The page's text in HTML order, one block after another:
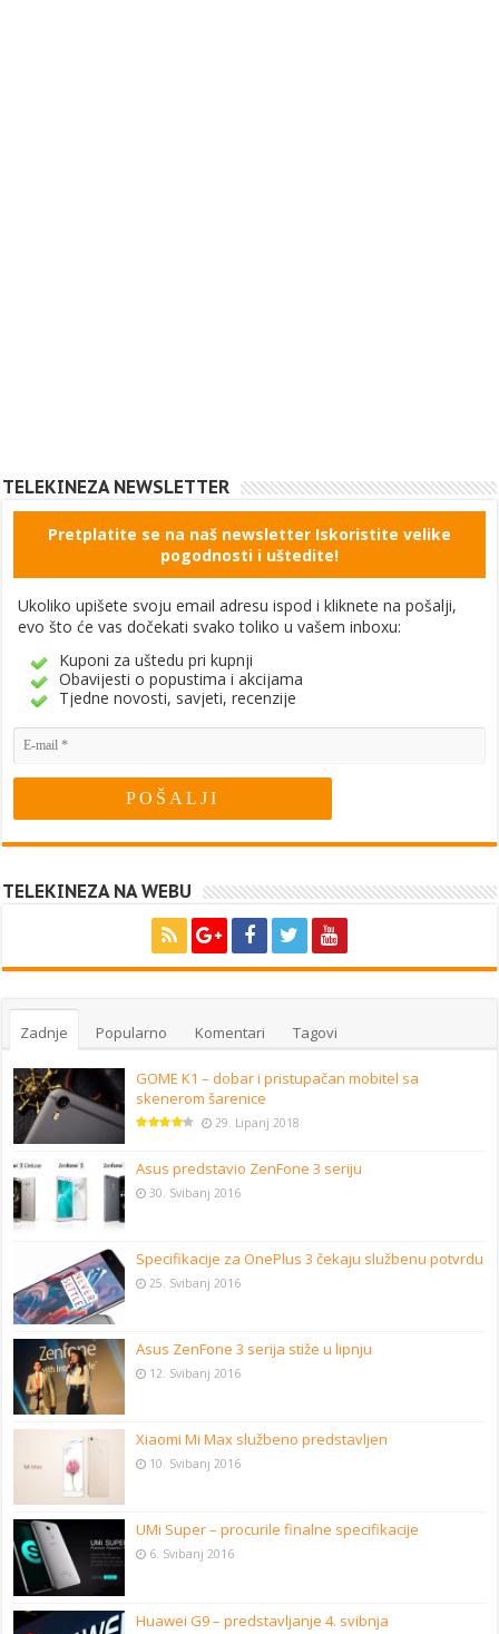
TELEKINEZA NEWSLETTER
Pretplatite se na naš newsletter Iskoristite velike
pogodnosti i uštedite!
Ukoliko upišete svoju email adresu ispod i kliknete na pošalji,
evo što će vas dočekati svako toliko u vašem inboxu:
Kuponi za uštedu pri kupnji
Obavijesti o popustima i akcijama
Tjedne novosti, savjeti, recenzije
TELEKINEZA NA WEBU
Zadnje Popularno Komentari Tagovi
GOME K1 – dobar i pristupačan mobitel sa
skenerom šarenice
29. Lipanj 2018
Asus predstavio ZenFone 3 seriju
30. Svibanj 2016
Specifikacije za OnePlus 3 čekaju službenu potvrdu
25. Svibanj 2016
Asus ZenFone 3 serija stiže u lipnju
12. Svibanj 2016
Xiaomi Mi Max službeno predstavljen
10. Svibanj 2016
UMi Super – procurile finalne specifikacije
6. Svibanj 2016
Huawei G9 – predstavljanje 4. svibnja